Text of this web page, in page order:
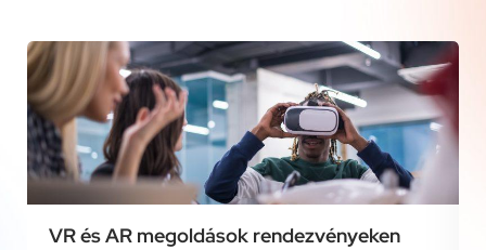
VR és AR megoldások rendezvényeken